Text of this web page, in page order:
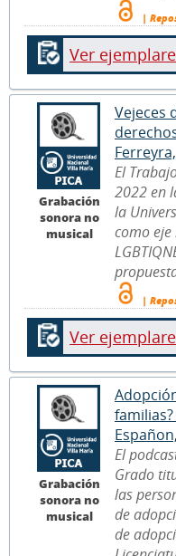
|
Ver
Grabación
sonora no
musical
Vejeces
El
2022 en
la
como eje
|
Ver
Grabación
sonora no
musical
El
Grado
las
de
de